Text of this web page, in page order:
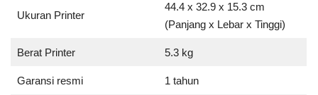
Ukuran Printer
44.4 x 32.9 x 15.3 cm
(Panjang x Lebar x Tinggi)
Berat Printer 5.3 kg
Garansi resmi 1 tahun